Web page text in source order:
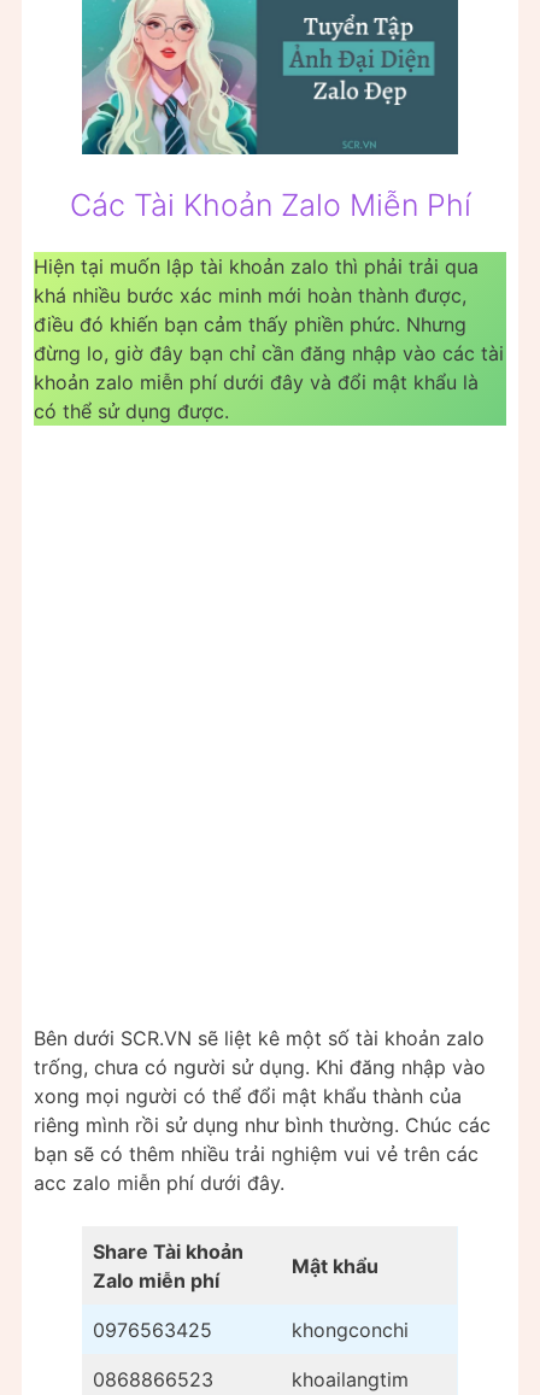
Các Tài Khoản Zalo Miễn Phí
Hiện tại muốn lập tài khoản zalo thì phải trải qua
khá nhiều bước xác minh mới hoàn thành được,
điều đó khiến bạn cảm thấy phiền phức. Nhưng
đừng lo, giờ đây bạn chỉ cần đăng nhập vào các tài
khoản zalo miễn phí dưới đây và đổi mật khẩu là
có thể sử dụng được.
Bên dưới SCR.VN sẽ liệt kê một số tài khoản zalo
trống, chưa có người sử dụng. Khi đăng nhập vào
xong mọi người có thể đổi mật khẩu thành của
riêng mình rồi sử dụng như bình thường. Chúc các
bạn sẽ có thêm nhiều trải nghiệm vui vẻ trên các
acc zalo miễn phí dưới đây.
Share Tài khoản
Zalo miễn phí
Mật khẩu
0976563425 khongconchi
0868866523 khoailangtim